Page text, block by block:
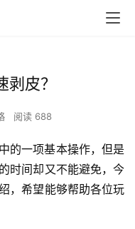
皮？
阅读 688
的一项基本操作，但是
时间却又不能避免，今
，希望能够帮助各位玩